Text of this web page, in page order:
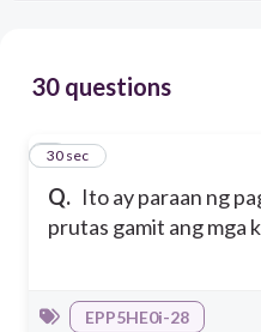
30 questions
Q. Ito ay paraan ng
prutas gamit ang mga
1
30 sec
EPP5HE0i-28